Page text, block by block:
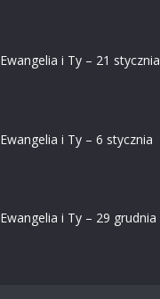
Ewangelia i Ty – 21 stycznia
Ewangelia i Ty – 6 stycznia
Ewangelia i Ty – 29 grudnia